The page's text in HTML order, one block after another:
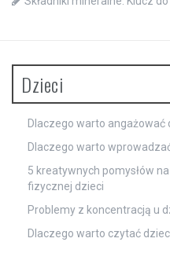
Dzieci
Dlaczego warto angażować
Dlaczego warto
5 kreatywnych pomysłów
fizycznej dzieci
Problemy z koncentracją u
Dlaczego warto czytać